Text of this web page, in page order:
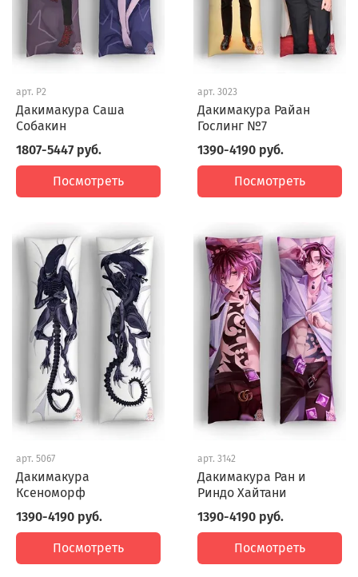
арт. P2
Дакимакура Саша
Собакин
1807-5447 руб.
Посмотреть
арт. 3023
Дакимакура Райан
Гослинг №7
1390-4190 руб.
Посмотреть
арт. 5067
Дакимакура
Ксеноморф
1390-4190 руб.
Посмотреть
арт. 3142
Дакимакура Ран и
Риндо Хайтани
1390-4190 руб.
Посмотреть